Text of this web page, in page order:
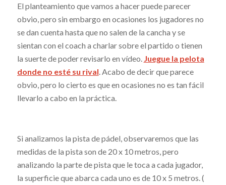
El planteamiento que vamos a hacer puede parecer
obvio, pero sin embargo en ocasiones los jugadores no
se dan cuenta hasta que no salen de la cancha y se
sientan con el coach a charlar sobre el partido o tienen
la suerte de poder revisarlo en vídeo. Juegue la pelota
donde no esté su rival. Acabo de decir que parece
obvio, pero lo cierto es que en ocasiones no es tan fácil
llevarlo a cabo en la práctica.
Si analizamos la pista de pádel, observaremos que las
medidas de la pista son de 20 x 10 metros, pero
analizando la parte de pista que le toca a cada jugador,
la superficie que abarca cada uno es de 10 x 5 metros. (